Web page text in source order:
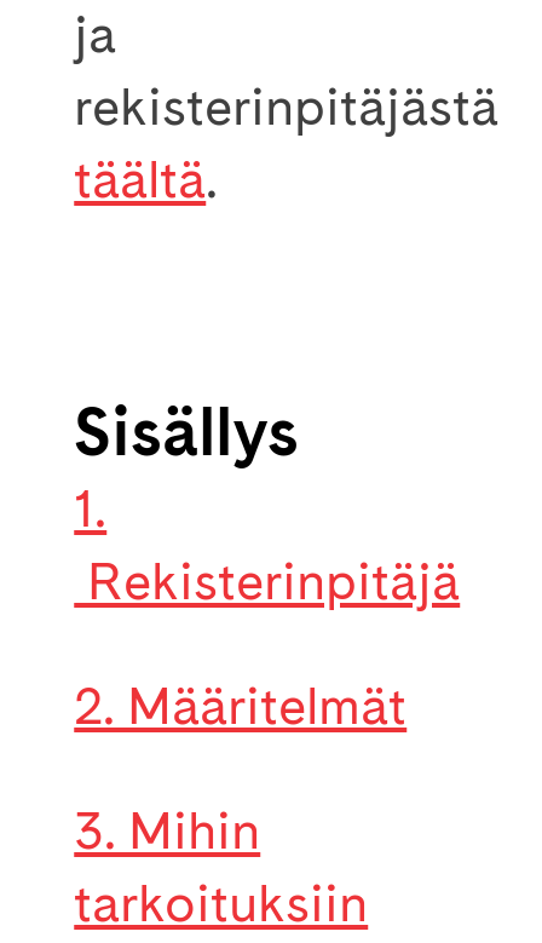
ja
rekisterinpitäjästä
täältä.
Sisällys
1.
Rekisterinpitäjä
2. Määritelmät
3. Mihin
tarkoituksiin